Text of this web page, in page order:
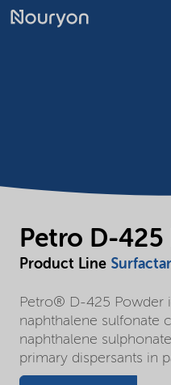
Petro D-425
Product Line
Petro® D-425 Powder
naphthalene sulfonate
naphthalene
primary dispersants in